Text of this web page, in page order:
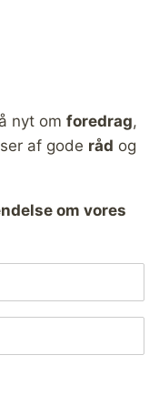
nyt om foredrag,
af gode råd og
om vores